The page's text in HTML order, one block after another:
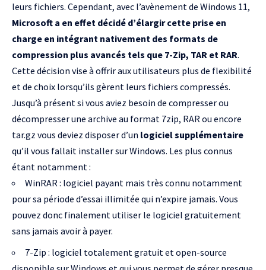
leurs fichiers. Cependant, avec l’avènement de Windows 11,
Microsoft a en effet décidé d’élargir cette prise en
charge en intégrant nativement des formats de
compression plus avancés tels que 7-Zip, TAR et RAR.
Cette décision vise à offrir aux utilisateurs plus de flexibilité
et de choix lorsqu’ils gèrent leurs fichiers compressés.
Jusqu’à présent si vous aviez besoin de compresser ou
décompresser une archive au format 7zip, RAR ou encore
tar.gz vous deviez disposer d’un logiciel supplémentaire
qu’il vous fallait installer sur Windows. Les plus connus
étant notamment :
WinRAR: logiciel payant mais très connu notamment
pour sa période d’essai illimitée qui n’expire jamais. Vous
pouvez donc finalement utiliser le logiciel gratuitement
sans jamais avoir à payer.
7-Zip : logiciel totalement gratuit et open-source